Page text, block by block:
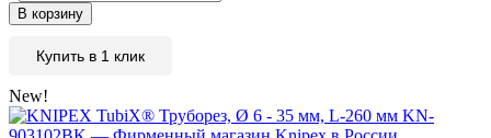
В корзину
Купить в 1 клик
New!